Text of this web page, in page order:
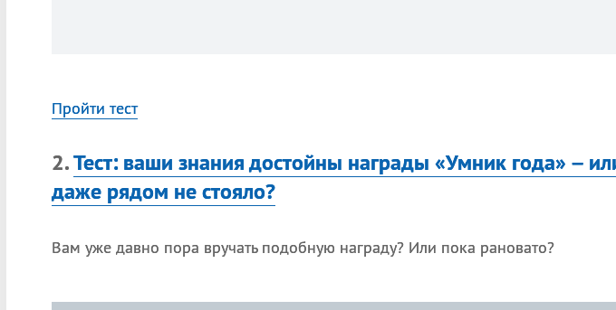
Пройти тест
2.Тест: ваши знания достойны награды «Умник года» –
даже рядом не стояло?
Вам уже давно пора вручать подобную награду? Или пока рановато?